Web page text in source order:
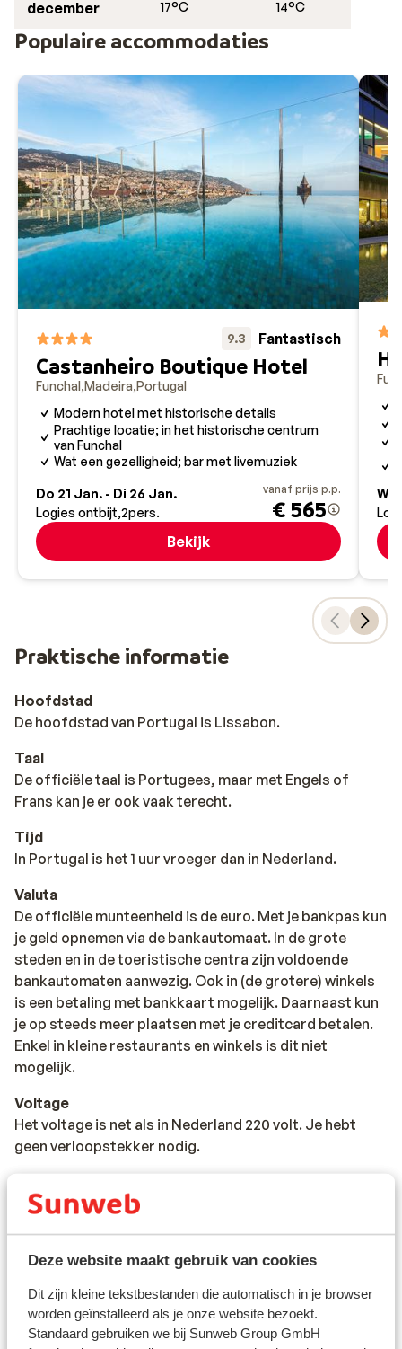
Deze website maakt gebruik van cookies
Dit zijn kleine tekstbestanden die automatisch in je browser
worden geïnstalleerd als je onze website bezoekt.
Standaard gebruiken we bij Sunweb Group GmbH
december 17°C 14°C
Populaire accommodaties
9.3 Fantastisch
Castanheiro Boutique Hotel
Funchal Madeira Portugal
Modern hotel met historische details
Prachtige locatie; in het historische centrum
van Funchal
Wat een gezelligheid; bar met livemuziek
Do 21 Jan. - Di 26 Jan.
Logies ontbijt 2pers.
vanaf prijs p.p.
€ 565
Bekijk
Wo
Praktische informatie
Hoofdstad
De hoofdstad van Portugal is Lissabon.
Taal
De officiële taal is Portugees, maar met Engels of
Frans kan je er ook vaak terecht.
Tijd
In Portugal is het 1 uur vroeger dan in Nederland.
Valuta
De officiële munteenheid is de euro. Met je bankpas kun
je geld opnemen via de bankautomaat. In de grote
steden en in de toeristische centra zijn voldoende
bankautomaten aanwezig. Ook in (de grotere) winkels
is een betaling met bankkaart mogelijk. Daarnaast kun
je op steeds meer plaatsen met je creditcard betalen.
Enkel in kleine restaurants en winkels is dit niet
mogelijk.
Voltage
Het voltage is net als in Nederland 220 volt. Je hebt
geen verloopstekker nodig.
- Nederlandse identiteitskaart of een Nederlands
verplicht.
- Voor personen onder de 18 jaar die zonder
meerderjarige personen reizen, is een getekende
verklaring nodig van ouder(s) en/of verzorger(s). Hier